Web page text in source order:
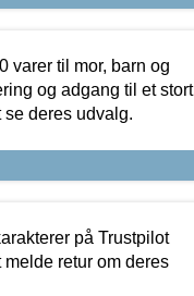
varer til mor, barn og
og adgang til et stort
se deres udvalg.
på Trustpilot
retur om deres